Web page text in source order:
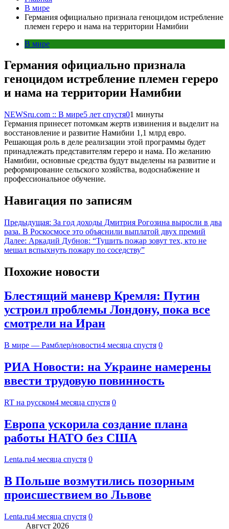
В мире
Германия официально признала геноцидом истребление
племен гереро и нама на территории Намибии
В мире
Германия официально признала
геноцидом истребление племен гереро
и нама на территории Намибии
NEWSru.com :: В мире5 лет спустя01 минуты
Германия принесет потомкам жертв извинения и выделит на
восстановление и развитие Намибии 1,1 млрд евро.
Решающая роль в деле реализации этой программы будет
принадлежать представителям гереро и нама. По желанию
Намибии, основные средства будут выделены на развитие и
реформирование сельского хозяйства, водоснабжение и
профессиональное обучение.
Навигация по записям
Предыдущая: За год доходы Дмитрия Рогозина выросли в два
раза. В Роскосмосе это объяснили выплатой двух премий
Далее: Аркадий Дубнов: “Тушить пожар зовут тех, кто не
мешал вспыхнуть пожару по соседству”
Похожие новости
Блестящий маневр Кремля: Путин
устроил проблемы Лондону, пока все
смотрели на Иран
В мире — Рамблер/новости4 месяца спустя 0
РИА Новости: на Украине намерены
ввести трудовую повинность
RT на русском4 месяца спустя 0
Европа ускорила создание плана
работы НАТО без США
Lenta.ru4 месяца спустя 0
В Польше возмутились позорным
происшествием во Львове
Lenta.ru4 месяца спустя 0
Август 2026